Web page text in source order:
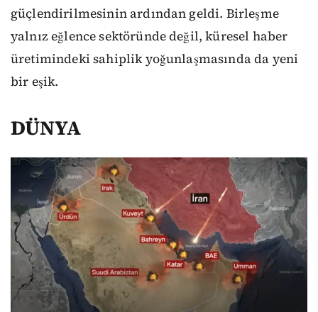
güçlendirilmesinin ardından geldi. Birleşme
yalnız eğlence sektöründe değil, küresel haber
üretimindeki sahiplik yoğunlaşmasında da yeni
bir eşik.
DÜNYA